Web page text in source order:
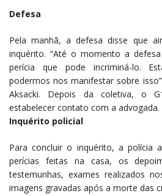
Defesa
Pela manhã, a defesa disse que
inquérito. “Até o momento a
perícia que pode incriminá-lo.
podermos nos manifestar sobre
Aksacki. Depois da coletiva, o
estabelecer contato com a advogada.
Inquérito policial
Para concluir o inquérito, a polícia
perícias feitas na casa, os
testemunhas, exames realizados
imagens gravadas após a morte das